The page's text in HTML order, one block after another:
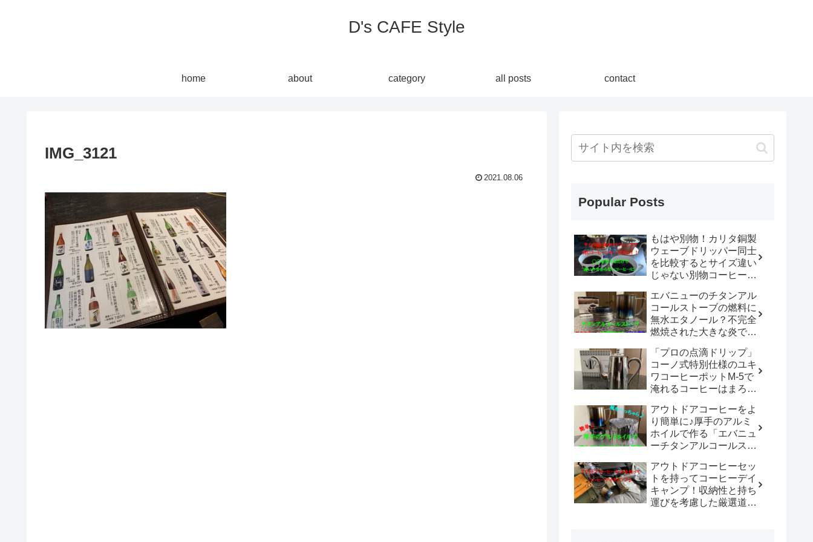
D's CAFE Style
home about category all posts contact
IMG_3121
2021.08.06
Popular Posts
もはや別物！カリタ銅製
ウェーブドリッパー同士
を比較するとサイズ違い
じゃない別物コーヒード
「WDC-185開封レビュ
ー」
エバニューのチタンアル
コールストーブの燃料に
無水エタノール？不完全
燃焼された大きな炎でチ
沸かしてコーヒーを楽し
む。
「プロの点滴ドリップ」
コーノ式特別仕様のユキ
ワコーヒーポットM-5で
淹れるコーヒーはまろや
アウトドアコーヒーをよ
り簡単に♪厚手のアルミ
ホイルで作る「エバニュ
ーチタンアルコールスト
手は既製品以上？？
アウトドアコーヒーセッ
トを持ってコーヒーデイ
キャンプ！収納性と持ち
運びを考慮した厳選道具